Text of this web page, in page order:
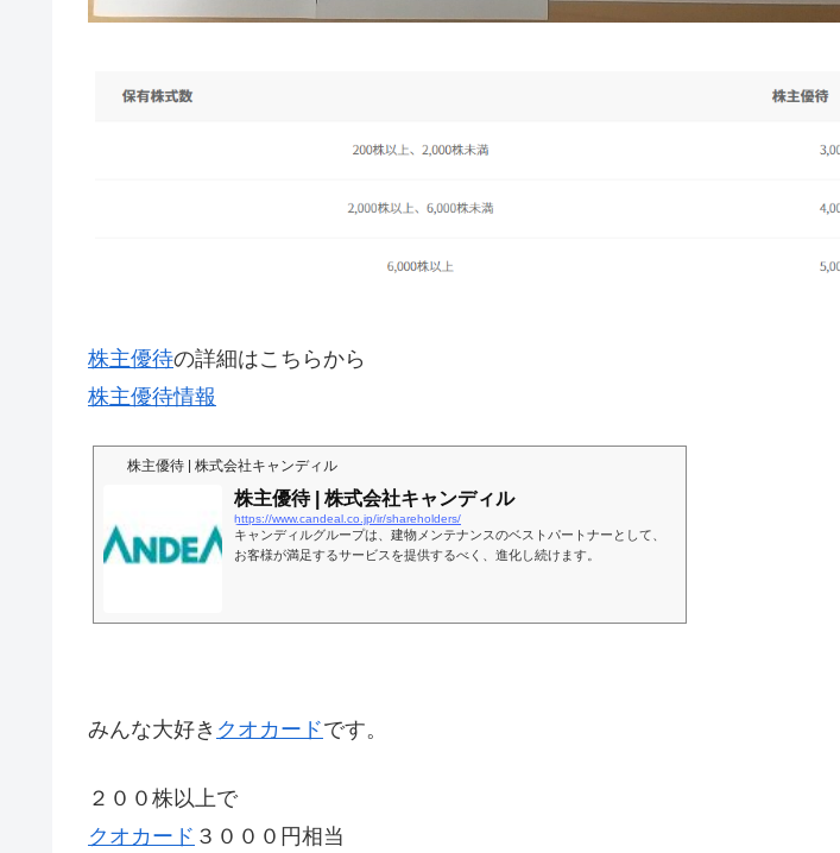
株主優待の詳細はこちらから
株主優待情報
株主優待 | 株式会社キャンディル
株主優待 | 株式会社キャンディル
https://www.candeal.co.jp/ir/shareholders/
キャンディルグループは、建物メンテナンスのベストパートナーとして、
お客様が満足するサービスを提供するべく、進化し続けます。
みんな大好き クオカードです。
２００株以上で
クオカード ３０００円相当